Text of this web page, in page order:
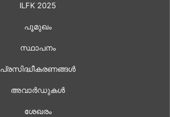
ILFK 2025
പൂമുഖം
സ്ഥാപനം
പ്രസിദ്ധീകരണങ്ങൾ
അവാർഡുകൾ
ശേഖരം